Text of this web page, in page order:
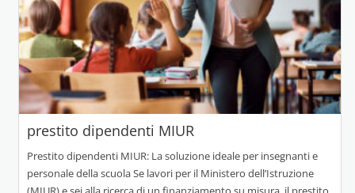
prestito dipendenti MIUR
Prestito dipendenti MIUR: La soluzione ideale per insegnanti e
personale della scuola Se lavori per il Ministero dell’Istruzione